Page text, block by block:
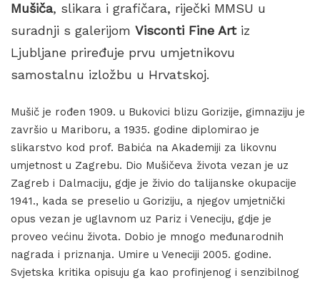
Mušiča, slikara i grafičara, riječki MMSU u
suradnji s galerijom Visconti Fine Artiz
Ljubljane priređuje prvu umjetnikovu
samostalnu izložbu u Hrvatskoj.
Mušič je rođen 1909. u Bukovici blizu Gorizije, gimnaziju je
završio u Mariboru, a 1935. godine diplomirao je
slikarstvo kod prof. Babića na Akademiji za likovnu
umjetnost u Zagrebu. Dio Mušičeva života vezan je uz
Zagreb i Dalmaciju, gdje je živio do talijanske okupacije
1941., kada se preselio u Goriziju, a njegov umjetnički
opus vezan je uglavnom uz Pariz i Veneciju, gdje je
proveo većinu života. Dobio je mnogo međunarodnih
nagrada i priznanja. Umire u Veneciji 2005. godine.
Svjetska kritika opisuju ga kao profinjenog i senzibilnog